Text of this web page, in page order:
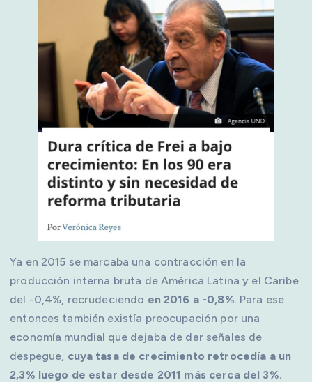
Ya en 2015 se marcaba una contracción en la
producción interna bruta de América Latina y el Caribe
del -0,4%, recrudeciendo en 2016 a -0,8%. Para ese
entonces también existía preocupación por una
economía mundial que dejaba de dar señales de
despegue, cuya tasa de crecimiento retrocedía a un
2,3% luego de estar desde 2011 más cerca del 3%.